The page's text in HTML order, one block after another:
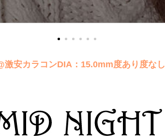
激安カラコンDIA：15.0mm度あり度なし